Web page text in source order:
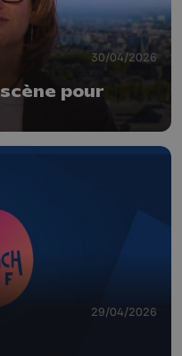
30/04/2026
pour
29/04/2026